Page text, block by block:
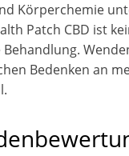
Körperchemie
Patch CBD ist
Bedenken an